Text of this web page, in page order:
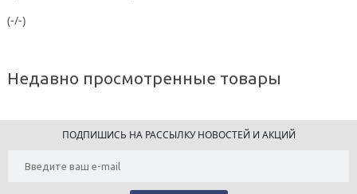
(-/-)
Недавно просмотренные товары
ПОДПИШИСЬ НА РАССЫЛКУ НОВОСТЕЙ И АКЦИЙ